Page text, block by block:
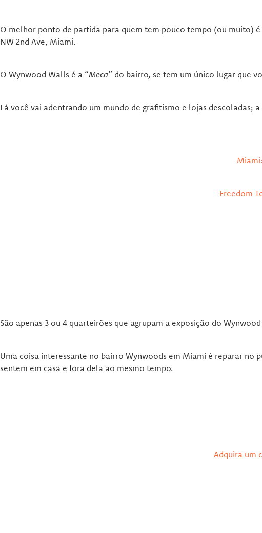
O melhor ponto de partida para quem tem pouco tempo (ou muito) é
NW 2nd Ave, Miami.
O Wynwood Walls é a “Meca” do bairro, se tem um único lugar que
Lá você vai adentrando um mundo de grafitismo e lojas descoladas;
Freedom
São apenas 3 ou 4 quarteirões que agrupam a exposição do
Uma coisa interessante no bairro Wynwoods em Miami é reparar
sentem em casa e fora dela ao mesmo tempo.
Adquira um